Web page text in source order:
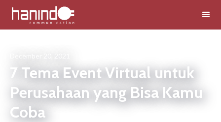
7 Tema Event Virtual untuk
Perusahaan yang Bisa Kamu
Coba